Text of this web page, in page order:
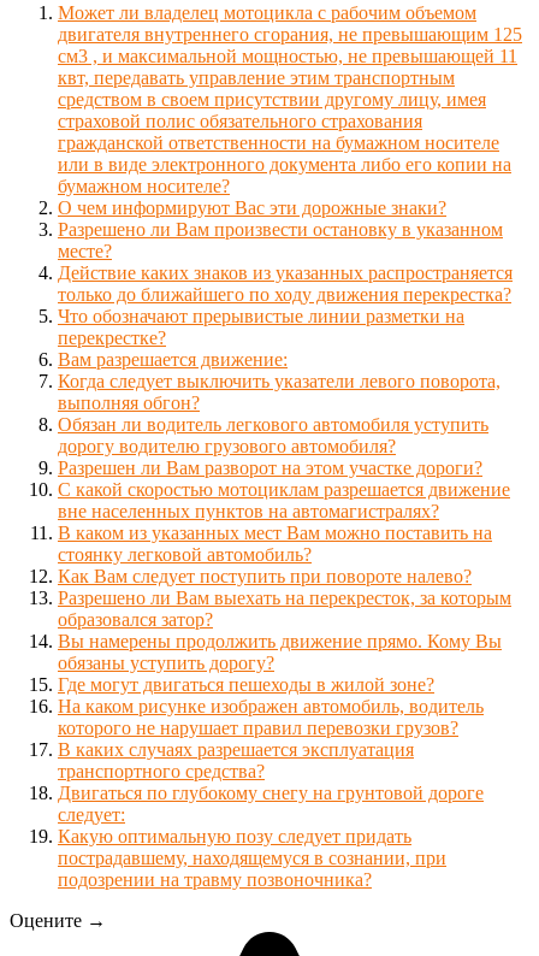
Может ли владелец мотоцикла с рабочим объемом
двигателя внутреннего сгорания, не превышающим 125
см3 , и максимальной мощностью, не превышающей 11
квт, передавать управление этим транспортным
средством в своем присутствии другому лицу, имея
страховой полис обязательного страхования
гражданской ответственности на бумажном носителе
или в виде электронного документа либо его копии на
бумажном носителе?
О чем информируют Вас эти дорожные знаки?
Разрешено ли Вам произвести остановку в указанном
месте?
Действие каких знаков из указанных распространяется
только до ближайшего по ходу движения перекрестка?
Что обозначают прерывистые линии разметки на
перекрестке?
Вам разрешается движение:
Когда следует выключить указатели левого поворота,
выполняя обгон?
Обязан ли водитель легкового автомобиля уступить
дорогу водителю грузового автомобиля?
Разрешен ли Вам разворот на этом участке дороги?
С какой скоростью мотоциклам разрешается движение
вне населенных пунктов на автомагистралях?
В каком из указанных мест Вам можно поставить на
стоянку легковой автомобиль?
Как Вам следует поступить при повороте налево?
Разрешено ли Вам выехать на перекресток, за которым
образовался затор?
Вы намерены продолжить движение прямо. Кому Вы
обязаны уступить дорогу?
Где могут двигаться пешеходы в жилой зоне?
На каком рисунке изображен автомобиль, водитель
которого не нарушает правил перевозки грузов?
В каких случаях разрешается эксплуатация
транспортного средства?
Двигаться по глубокому снегу на грунтовой дороге
следует:
Какую оптимальную позу следует придать
пострадавшему, находящемуся в сознании, при
подозрении на травму позвоночника?
Оцените →